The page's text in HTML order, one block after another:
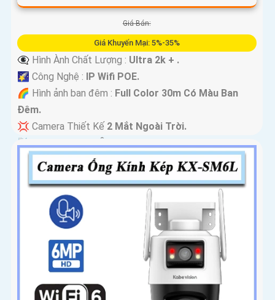
Giá Bán:
Giá Khuyến Mại: 5%-35%
👁️‍🗨 Hình Ành Chất Lượng : Ultra 2k + .
🌠 Công Nghệ : IP Wifi POE.
🌈 Hình ảnh ban đêm : Full Color 30m Có Màu Ban
Ðêm.
💢 Camera Thiết Kế 2 Mắt Ngoài Trời.
️📡 Tích Hợp :Thu Âm Và Loa.